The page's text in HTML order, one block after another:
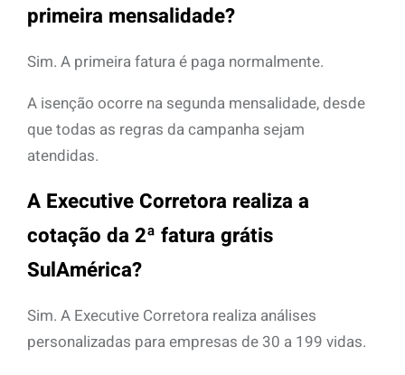
primeira mensalidade?
Sim. A primeira fatura é paga normalmente.
A isenção ocorre na segunda mensalidade, desde
que todas as regras da campanha sejam
atendidas.
A Executive Corretora realiza a
cotação da 2ª fatura grátis
SulAmérica?
Sim. A Executive Corretora realiza análises
personalizadas para empresas de 30 a 199 vidas.